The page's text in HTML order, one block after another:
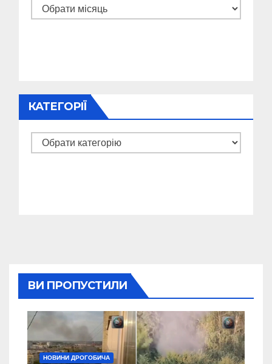
Архіви
КАТЕГОРІЇ
Категорії
ВИ ПРОПУСТИЛИ
НОВИНИ ДРОГОБИЧА